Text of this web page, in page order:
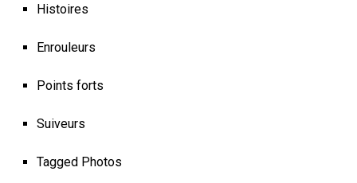
Histoires
Enrouleurs
Points forts
Suiveurs
Tagged Photos